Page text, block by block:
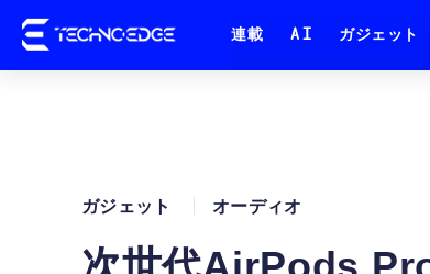
連載 AI ガジェット
ガジェット オーディオ